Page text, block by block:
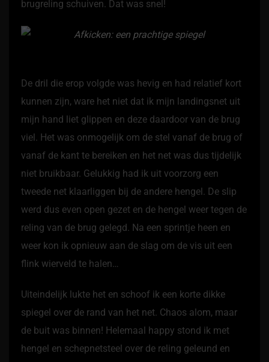
brugreling schuiven. Dat was snel!
De dril die erop volgde was hevig en had relatief kort
kunnen zijn, ware het niet dat ik mijn landingsnet uit
mijn hand liet glippen en deze daardoor van de brug
viel. Het was onmogelijk om de stel vanaf de brug of
vanaf de kant te bereiken en het net was dus tijdelijk
niet bruikbaar. Gelukkig had ik uit voorzorg een
tweede net klaarliggen bij de andere hengel. De slip
werd dus even open gezet en de hengel weer tegen de
reling van de brug gelegd. Na een sprintje heen en
weer kon ik opnieuw aan de slag om de vis uit een
flink wierveld te halen…
Uiteindelijk lukte het en schoof ik een korte dikke
spiegel over de rand van het net. Chaos alom, maar
de buit was binnen! Helemaal happy stond ik met
hengel en schepnetsteel over de reling geleund en